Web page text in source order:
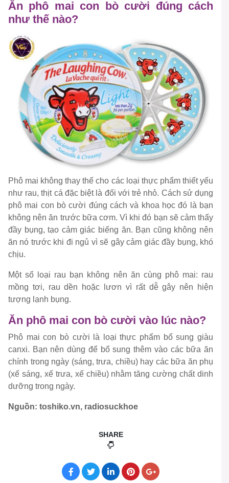
Ăn phô mai con bò cười đúng cách
như thế nào?
Phô mai không thay thế cho các loại thực phẩm thiết yếu
như rau, thịt cá đặc biệt là đối với trẻ nhỏ. Cách sử dụng
phô mai con bò cười đúng cách và khoa học đó là bạn
không nên ăn trước bữa cơm. Vì khi đó bạn sẽ cảm thấy
đầy bụng, tạo cảm giác biếng ăn. Bạn cũng không nên
ăn nó trước khi đi ngủ vì sẽ gây cảm giác đầy bụng, khó
chịu.
Một số loại rau bạn không nên ăn cùng phô mai: rau
mồng tơi, rau dền hoặc lươn vì rất dễ gây nên hiện
tượng lạnh bụng.
Ăn phô mai con bò cười vào lúc nào?
Phô mai con bò cười là loại thực phẩm bổ sung giàu
canxi. Bạn nên dùng để bổ sung thêm vào các bữa ăn
chính trong ngày (sáng, trưa, chiều) hay các bữa ăn phụ
(xế sáng, xế trưa, xế chiều) nhằm tăng cường chất dinh
dưỡng trong ngày.
Nguồn: toshiko.vn, radiosuckhoe
SHARE